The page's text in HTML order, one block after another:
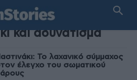
TAG
και αδυνάτισμα
Το λαχανικό σύμμαχος
έλεγχο του σωματικού